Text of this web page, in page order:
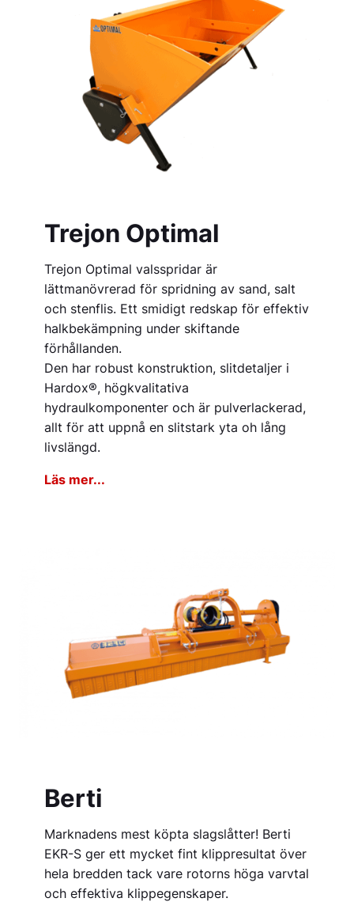
Trejon Optimal
Trejon Optimal valsspridar är
lättmanövrerad för spridning av sand, salt
och stenflis. Ett smidigt redskap för effektiv
halkbekämpning under skiftande
förhållanden.
Den har robust konstruktion, slitdetaljer i
Hardox®, högkvalitativa
hydraulkomponenter och är pulverlackerad,
allt för att uppnå en slitstark yta oh lång
livslängd.
Läs mer...
Berti
Marknadens mest köpta slagslåtter! Berti
EKR-S ger ett mycket fint klippresultat över
hela bredden tack vare rotorns höga varvtal
och effektiva klippegenskaper.